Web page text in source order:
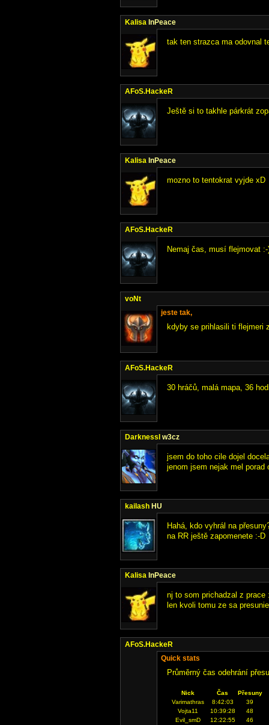
Kalisa InPeace
tak ten strazca ma odovnal
AFoS.HackeR
Ještě si to takhle párkrát
Kalisa InPeace
mozno to tentokrat vyjde xD
AFoS.HackeR
Nemaj čas, musí flejmovat :-
voNt
jeste tak,
kdyby se prihlasili ti flejmeri
AFoS.HackeR
30 hráčů, malá mapa, 36
DarknessI w3cz
jsem do toho cile dojel
jenom jsem nejak mel
kailash HU
Hahá, kdo vyhrál na
na RR ještě zapomenete :-D
Kalisa InPeace
nj to som prichadzal z
len kvoli tomu ze sa
AFoS.HackeR
Quick stats
Průměrný čas odehrání
Nick Čas
Přesuny
Varimathras
8:42:03
39
Vojta11
10:39:28
48
Evil_smD
12:22:55
46